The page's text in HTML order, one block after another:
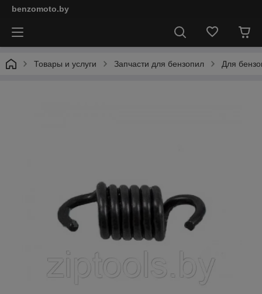
benzomoto.by
Товары и услуги Запчасти для бензопил Для